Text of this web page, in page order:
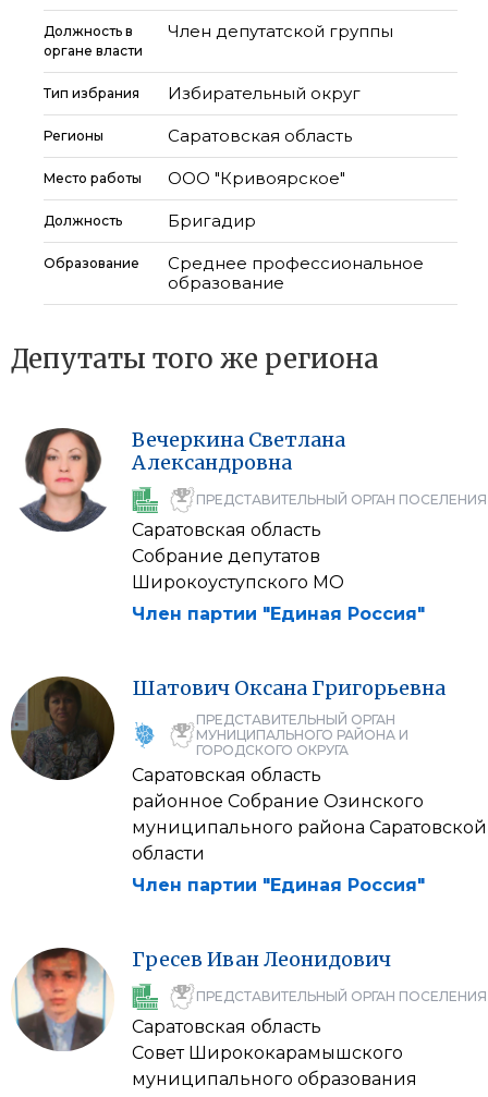
Должность в
органе власти
Член депутатской группы
Тип избрания Избирательный округ
Регионы Саратовская область
Место работы ООО "Кривоярское"
Должность Бригадир
Образование
Среднее профессиональное
образование
Депутаты того же региона
Вечеркина Светлана
Александровна
ПРЕДСТАВИТЕЛЬНЫЙ ОРГАН ПОСЕЛЕНИЯ
Саратовская область
Собрание депутатов
Широкоуступского МО
Член партии "Единая Россия"
Шатович Оксана Григорьевна
ПРЕДСТАВИТЕЛЬНЫЙ ОРГАН
МУНИЦИПАЛЬНОГО РАЙОНА И
ГОРОДСКОГО ОКРУГА
Саратовская область
районное Собрание Озинского
муниципального района Саратовской
области
Член партии "Единая Россия"
Гресев ИванЛеонидович
ПРЕДСТАВИТЕЛЬНЫЙ ОРГАН ПОСЕЛЕНИЯ
Саратовская область
Совет Ширококарамышского
муниципального образования